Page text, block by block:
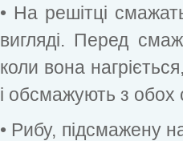
• На решітці
вигляді. Перед
коли вона
і обсмажують з обох
• Рибу, підсмажену